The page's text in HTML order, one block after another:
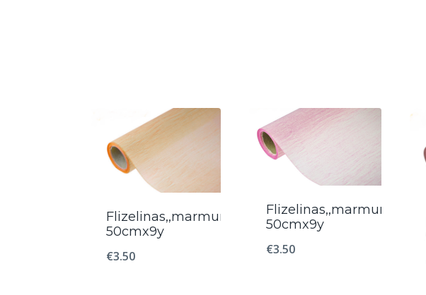
Flizelinas,,marmurinis“,
50cmx9y
€3.50
Flizelinas,,marmurinis“,
50cmx9y
€3.50